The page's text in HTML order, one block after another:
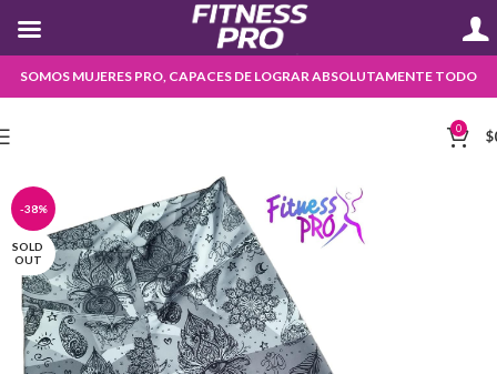
SOMOS MUJERES PRO, CAPACES DE LOGRAR ABSOLUTAMENTE TODO
0 $
-38%
SOLD
OUT